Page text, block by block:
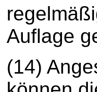
Auflage
(14)